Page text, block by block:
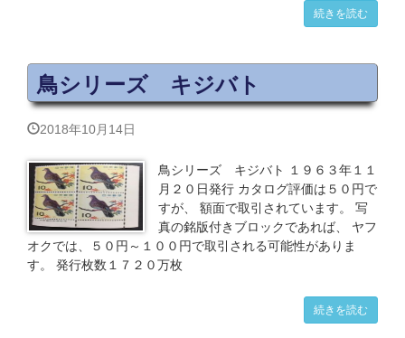
続きを読む
鳥シリーズ キジバト
2018年10月14日
鳥シリーズ キジバト １９６３年１１
月２０日発行 カタログ評価は５０円で
すが、 額面で取引されています。 写
真の銘版付きブロックであれば、 ヤフ
オクでは、５０円～１００円で取引される可能性がありま
す。 発行枚数１７２０万枚
続きを読む